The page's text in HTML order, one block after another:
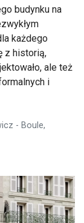
budynku na
każdego
z historią,
ale też
i
- Boule,